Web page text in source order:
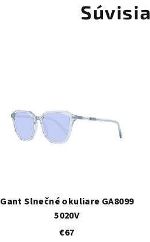
Gant Slnečné okuliare GA8099
5020V
€67